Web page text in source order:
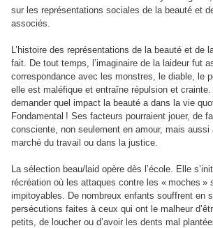
sur les représentations sociales de la beauté et
associés.
L’histoire des représentations de la beauté et de
fait. De tout temps, l’imaginaire de la laideur fut
correspondance avec les monstres, le diable, le
elle est maléfique et entraîne répulsion et
demander quel impact la beauté a dans la vie
Fondamental ! Ses facteurs pourraient jouer, de
consciente, non seulement en amour, mais aussi
marché du travail ou dans la justice.
La sélection beau/laid opère dès l’école. Elle
récréation où les attaques contre les « moches »
impitoyables. De nombreux enfants souffrent en
persécutions faites à ceux qui ont le malheur
petits, de loucher ou d’avoir les dents mal